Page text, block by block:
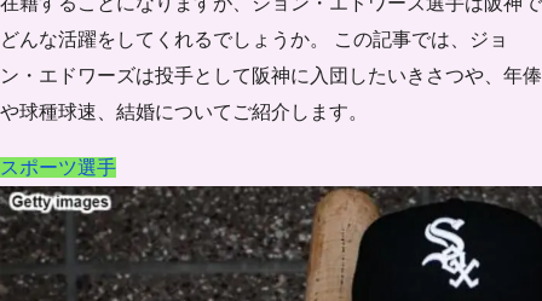
どんな活躍をしてくれるでしょうか。 この記事では、ジョ
ン・エドワーズは投手として阪神に入団したいきさつや、年俸
や球種球速、結婚についてご紹介します。
スポーツ選手